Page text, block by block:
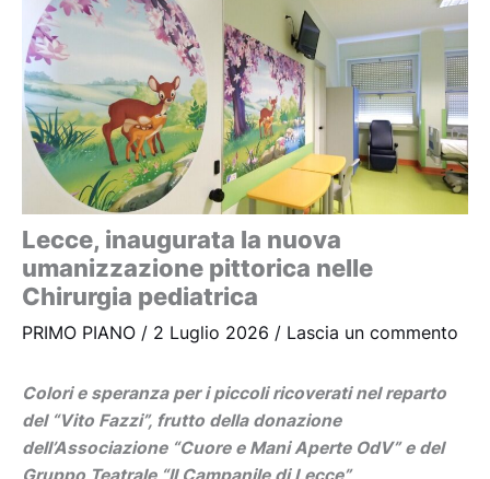
Lecce, inaugurata la nuova
umanizzazione pittorica nelle
Chirurgia pediatrica
PRIMO PIANO / 2 Luglio 2026 / Lascia un commento
Colori e speranza per i piccoli ricoverati nel reparto
del “Vito Fazzi”, frutto della donazione
dell’Associazione “Cuore e Mani Aperte OdV” e del